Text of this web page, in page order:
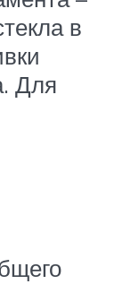
в
Для